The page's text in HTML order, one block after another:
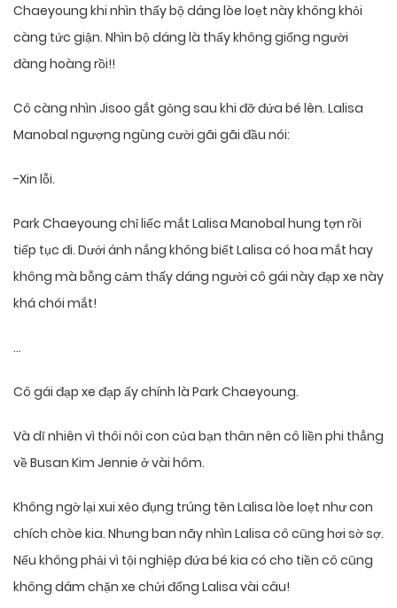
Chaeyoung khi nhìn thấy bộ dáng lòe loẹt này không khỏi
càng tức giận. Nhìn bộ dáng là thấy không giống người
đàng hoàng rồi!!
Cô càng nhìn Jisoo gắt gỏng sau khi đỡ đứa bé lên. Lalisa
Manobal ngượng ngùng cười gãi gãi đầu nói:
-Xin lỗi.
Park Chaeyoung chỉ liếc mắt Lalisa Manobal hung tợn rồi
tiếp tục đi. Dưới ánh nắng không biết Lalisa có hoa mắt hay
không mà bỗng cảm thấy dáng người cô gái này đạp xe này
khá chói mắt!
…
Cô gái đạp xe đạp ấy chính là Park Chaeyoung.
Và dĩ nhiên vì thôi nôi con của bạn thân nên cô liền phi thẳng
về Busan Kim Jennie ở vài hôm.
Không ngờ lại xui xẻo đụng trúng tên Lalisa lòe loẹt như con
chích chòe kia. Nhưng ban nãy nhìn Lalisa cô cũng hơi sờ sợ.
Nếu không phải vì tội nghiệp đứa bé kia có cho tiền cô cũng
không dám chặn xe chửi đổng Lalisa vài câu!